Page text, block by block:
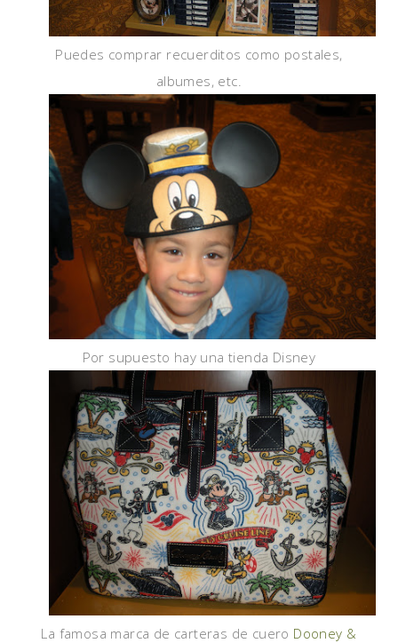
Puedes comprar recuerditos como postales,
albumes, etc.
Por supuesto hay una tienda Disney
La famosa marca de carteras de cuero Dooney &